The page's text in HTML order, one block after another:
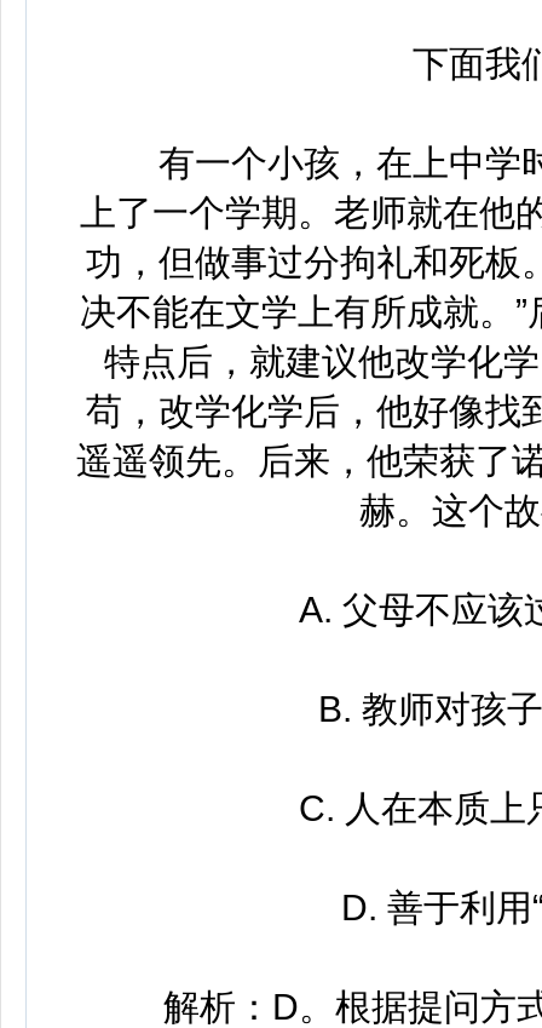
下面我们
有一个小孩，在上中学
上了一个学期。老师就在他
功，但做事过分拘礼和死板
决不能在文学上有所成就。
特点后，就建议他改学化
苟，改学化学后，他好像找
遥遥领先。后来，他荣获了
赫。这个
A. 父母不应该
B. 教师对孩子
C. 人在本质上
D. 善于利用“
解析：D。根据提问方式